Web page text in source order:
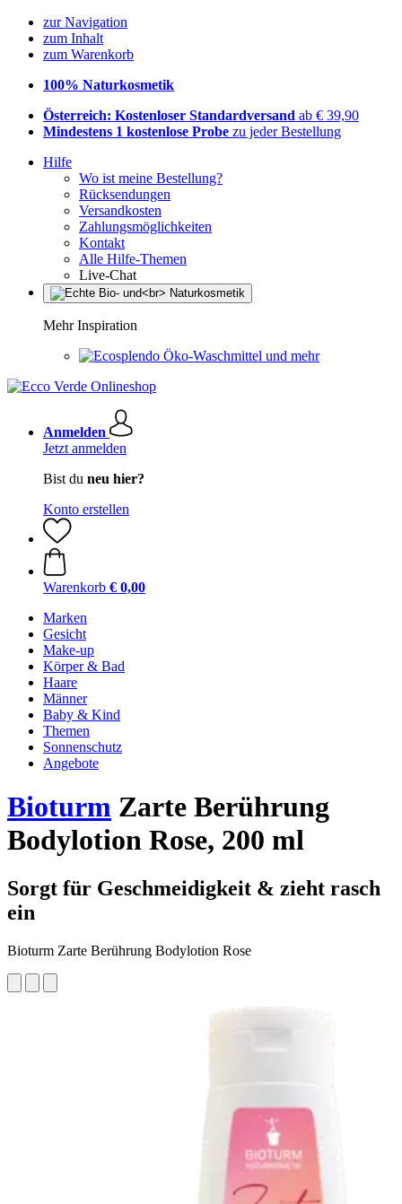
zur Navigation
zum Inhalt
zum Warenkorb
100% Naturkosmetik
Österreich: Kostenloser Standardversand ab € 39,90
Mindestens 1 kostenlose Probe zu jeder Bestellung
Hilfe
Wo ist meine Bestellung?
Rücksendungen
Versandkosten
Zahlungsmöglichkeiten
Kontakt
Alle Hilfe-Themen
Live-Chat
Mehr Inspiration
Öko-Waschmittel und mehr
Anmelden
Jetzt anmelden
Bist du neu hier?
Konto erstellen
Warenkorb € 0,00
Marken
Gesicht
Make-up
Körper & Bad
Haare
Männer
Baby & Kind
Themen
Sonnenschutz
Angebote
Bioturm Zarte Berührung
Bodylotion Rose, 200 ml
Sorgt für Geschmeidigkeit & zieht rasch
ein
Bioturm Zarte Berührung Bodylotion Rose